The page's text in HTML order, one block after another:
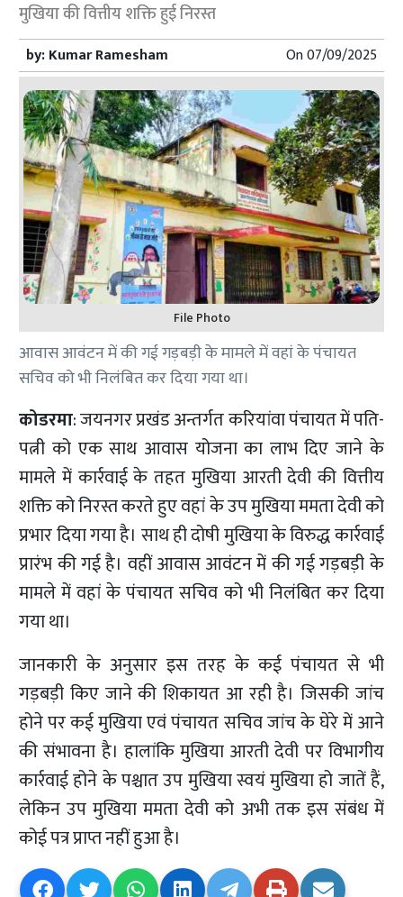
मुखिया की वित्तीय शक्ति हुई निरस्त
by:Kumar Ramesham On07/09/2025
File Photo
आवास आवंटन में की गई गड़बड़ी के मामले में वहां के पंचायत
सचिव को भी निलंबित कर दिया गया था।
कोडरमा: जयनगर प्रखंड अन्तर्गत करियांवा पंचायत में पति-
पत्नी को एक साथ आवास योजना का लाभ दिए जाने के
मामले में कार्रवाई के तहत मुखिया आरती देवी की वित्तीय
शक्ति को निरस्त करते हुए वहां के उप मुखिया ममता देवी को
प्रभार दिया गया है। साथ ही दोषी मुखिया के विरुद्ध कार्रवाई
प्रारंभ की गई है। वहीं आवास आवंटन में की गई गड़बड़ी के
मामले में वहां के पंचायत सचिव को भी निलंबित कर दिया
गया था।
जानकारी के अनुसार इस तरह के कई पंचायत से भी
गड़बड़ी किए जाने की शिकायत आ रही है। जिसकी जांच
होने पर कई मुखिया एवं पंचायत सचिव जांच के घेरे में आने
की संभावना है। हालांकि मुखिया आरती देवी पर विभागीय
कार्रवाई होने के पश्चात उप मुखिया स्वयं मुखिया हो जातें हैं,
लेकिन उप मुखिया ममता देवी को अभी तक इस संबंध में
कोई पत्र प्राप्त नहीं हुआ है।